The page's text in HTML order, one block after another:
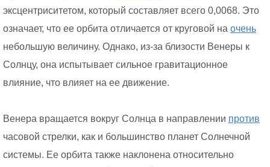
эксцентриситетом, который составляет всего 0,0068. Это
означает, что ее орбита отличается от круговой на очень
небольшую величину. Однако, из-за близости Венеры к
Солнцу, она испытывает сильное гравитационное
влияние, что влияет на ее движение.
Венера вращается вокруг Солнца в направлении против
часовой стрелки, как и большинство планет Солнечной
системы. Ее орбита также наклонена относительно